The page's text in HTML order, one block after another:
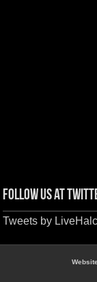
Follow us at
Tweets by